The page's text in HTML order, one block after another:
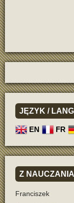
JĘZYK /
EN FR
Z
Franciszek